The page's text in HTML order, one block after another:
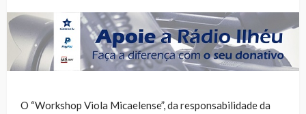
O “Workshop Viola Micaelense”, da responsabilidade da